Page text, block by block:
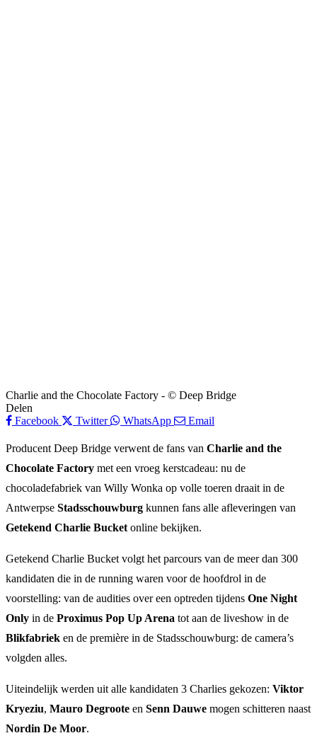
Charlie and the Chocolate Factory - © Deep Bridge
Delen
Facebook
Twitter WhatsApp Email
Producent Deep Bridge verwent de fans van Charlie and the
Chocolate Factory met een vroeg kerstcadeau: nu de
chocoladefabriek van Willy Wonka op volle toeren draait in de
Antwerpse Stadsschouwburg kunnen fans alle afleveringen van
Getekend Charlie Bucket online bekijken.
Getekend Charlie Bucket volgt het parcours van de meer dan 300
kandidaten die in de running waren voor de hoofdrol in de
voorstelling: van de audities over een optreden tijdens One Night
Only in de Proximus Pop Up Arena tot aan de liveshow in de
Blikfabriek en de première in de Stadsschouwburg: de camera’s
volgden alles.
Uiteindelijk werden uit alle kandidaten 3 Charlies gekozen: Viktor
Kryeziu, Mauro Degroote en Senn Dauwe mogen schitteren naast
Nordin De Moor.